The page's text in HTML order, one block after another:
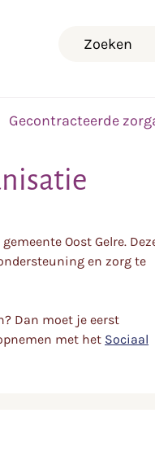
Gecontracteerde
Oost Gelre.
en zorg te
Dan moet je eerst
met het Sociaal